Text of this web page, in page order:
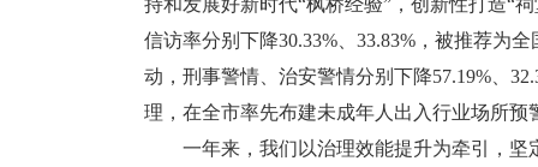
持和发展好新时代“枫桥经验”，创新性打造“
信访率分别下降30.33%、33.83%，被推荐为
动，刑事警情、治安警情分别下降57.19%、
理，在全市率先布建未成年人出入行业场所
一年来，我们以治理效能提升为牵引，坚